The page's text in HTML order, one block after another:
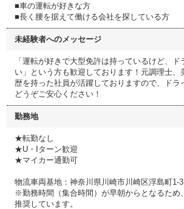
■車の運転が好きな方
■長く腰を据えて働ける会社を探している方
未経験者へのメッセージ
「運転が好きで大型免許は持っているけど、ド
い」という方も歓迎しております！元調理士、
歴を持った社員が活躍しておりますので、ドラ
どうぞご安心ください！
勤務地
★転勤なし
★U・Iターン歓迎
★マイカー通勤可
物流車両基地：神奈川県川崎市川崎区浮島町1-3
※勤務時間（集合時間）が早朝からとなるため
推奨しています。